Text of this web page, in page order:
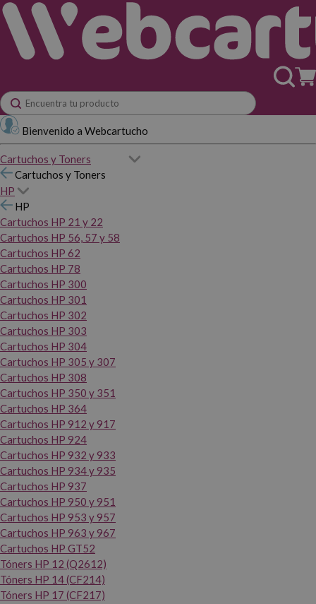
Bienvenido a Webcartucho
Cartuchos y Toners
Cartuchos y Toners
HP
HP
Cartuchos HP 21 y 22
Cartuchos HP 56, 57 y 58
Cartuchos HP 62
Cartuchos HP 78
Cartuchos HP 300
Cartuchos HP 301
Cartuchos HP 302
Cartuchos HP 303
Cartuchos HP 304
Cartuchos HP 305 y 307
Cartuchos HP 308
Cartuchos HP 350 y 351
Cartuchos HP 364
Cartuchos HP 912 y 917
Cartuchos HP 924
Cartuchos HP 932 y 933
Cartuchos HP 934 y 935
Cartuchos HP 937
Cartuchos HP 950 y 951
Cartuchos HP 953 y 957
Cartuchos HP 963 y 967
Cartuchos HP GT52
Tóners HP 12 (Q2612)
Tóners HP 14 (CF214)
Tóners HP 17 (CF217)